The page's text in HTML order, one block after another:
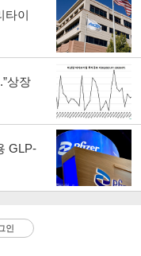
타이
상장
GLP-
인